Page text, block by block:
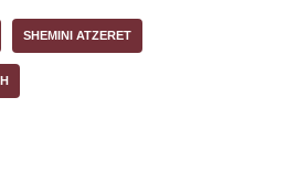
SHEMINI ATZERET